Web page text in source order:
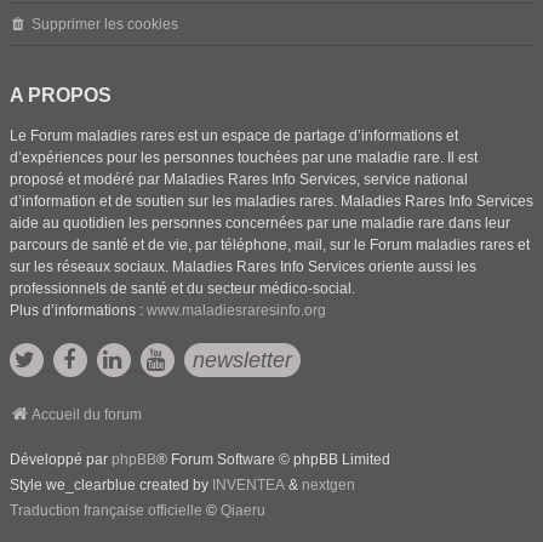
Supprimer les cookies
A PROPOS
Le Forum maladies rares est un espace de partage d’informations et
d’expériences pour les personnes touchées par une maladie rare. Il est
proposé et modéré par Maladies Rares Info Services, service national
d’information et de soutien sur les maladies rares. Maladies Rares Info Services
aide au quotidien les personnes concernées par une maladie rare dans leur
parcours de santé et de vie, par téléphone, mail, sur le Forum maladies rares et
sur les réseaux sociaux. Maladies Rares Info Services oriente aussi les
professionnels de santé et du secteur médico-social.
Plus d’informations : www.maladiesraresinfo.org
newsletter
Accueil du forum
Développé par phpBB® Forum Software © phpBB Limited
Style we_clearblue created by INVENTEA & nextgen
Traduction française officielle © Qiaeru